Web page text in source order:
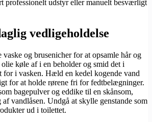
professionelt udstyr eller manuelt besværligt
vedligeholdelse
og brusenicher for at opsamle hår og
køle af i en beholder og smid det i
for i vasken. Hæld en kedel kogende vand
for at holde rørene fri for fedtbelægninger.
bagepulver og eddike til en skånsom,
vandlåsen. Undgå at skylle genstande som
ud i toilettet.